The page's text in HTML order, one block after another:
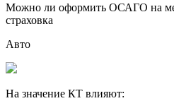
Можно ли оформить ОСАГО на
страховка
Авто
На значение КТ влияют: